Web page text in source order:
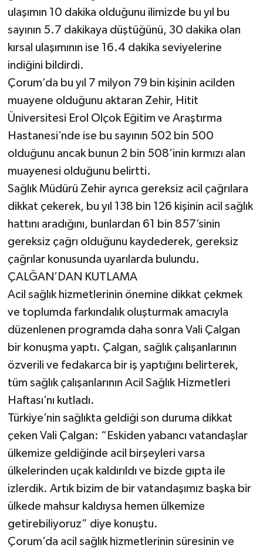
ulaşımın 10 dakika olduğunu ilimizde bu yıl bu
sayının 5.7 dakikaya düştüğünü, 30 dakika olan
kırsal ulaşımının ise 16.4 dakika seviyelerine
indiğini bildirdi.
Çorum’da bu yıl 7 milyon 79 bin kişinin acilden
muayene olduğunu aktaran Zehir, Hitit
Üniversitesi Erol Olçok Eğitim ve Araştırma
Hastanesi’nde ise bu sayının 502 bin 500
olduğunu ancak bunun 2 bin 508’inin kırmızı alan
muayenesi olduğunu belirtti.
Sağlık Müdürü Zehir ayrıca gereksiz acil çağrılara
dikkat çekerek, bu yıl 138 bin 126 kişinin acil sağlık
hattını aradığını, bunlardan 61 bin 857’sinin
gereksiz çağrı olduğunu kaydederek, gereksiz
çağrılar konusunda uyarılarda bulundu.
ÇALĞAN’DAN KUTLAMA
Acil sağlık hizmetlerinin önemine dikkat çekmek
ve toplumda farkındalık oluşturmak amacıyla
düzenlenen programda daha sonra Vali Çalgan
bir konuşma yaptı. Çalgan, sağlık çalışanlarının
özverili ve fedakarca bir iş yaptığını belirterek,
tüm sağlık çalışanlarının Acil Sağlık Hizmetleri
Haftası’nı kutladı.
Türkiye’nin sağlıkta geldiği son duruma dikkat
çeken Vali Çalgan: “Eskiden yabancı vatandaşlar
ülkemize geldiğinde acil birşeyleri varsa
ülkelerinden uçak kaldırıldı ve bizde gıpta ile
izlerdik. Artık bizim de bir vatandaşımız başka bir
ülkede mahsur kaldıysa hemen ülkemize
getirebiliyoruz” diye konuştu.
Çorum’da acil sağlık hizmetlerinin süresinin ve